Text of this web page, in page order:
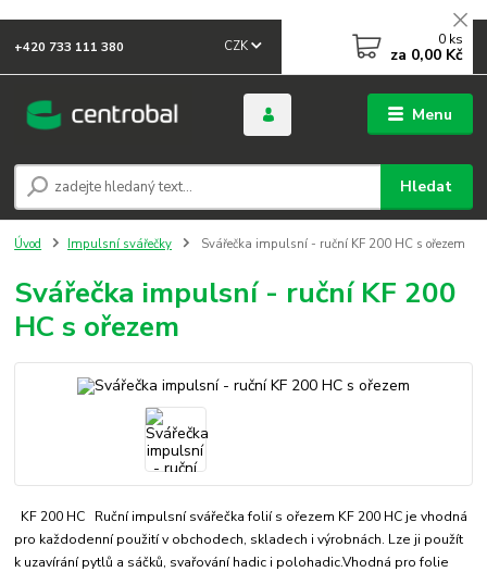
Menu
CZK
Hledat
+420 733 111 380 0 ks
za 0,00 Kč
Úvod Impulsní svářečky Svářečka impulsní - ruční KF 200 HC s ořezem
Svářečka impulsní - ruční KF 200
HC s ořezem
KF 200 HC Ruční impulsní svářečka folií s ořezem KF 200 HC je vhodná
pro každodenní použití v obchodech, skladech i výrobnách. Lze ji použít
k uzavírání pytlů a sáčků, svařování hadic i polohadic.Vhodná pro folie